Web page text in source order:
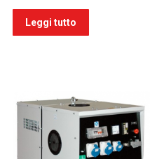
Leggi tutto